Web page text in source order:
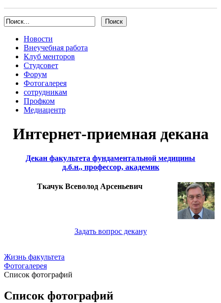
Новости
Внеучебная работа
Клуб менторов
Студсовет
Форум
Фотогалерея
сотрудникам
Профком
Медиацентр
Интернет-приемная декана
Декан факультета фундаментальной медицины
д.б.н., профессор, академик
Ткачук Всеволод Арсеньевич
Задать вопрос декану
Жизнь факультета
Фотогалерея
Список фотографий
Список фотографий